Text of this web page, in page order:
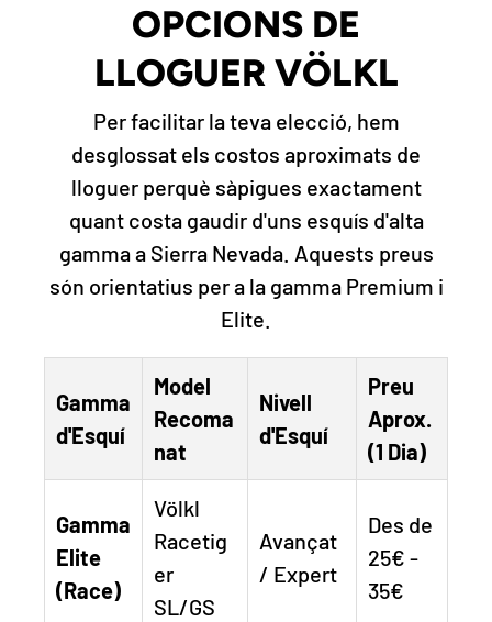
OPCIONS DE
LLOGUER VÖLKL
Per facilitar la teva elecció, hem
desglossat els costos aproximats de
lloguer perquè sàpigues exactament
quant costa gaudir d'uns esquís d'alta
gamma a Sierra Nevada. Aquests preus
són orientatius per a la gamma Premium i
Elite.
Gamma
d'Esquí
Model
Recoma
nat
Nivell
d'Esquí
Preu
Aprox.
(1 Dia)
Gamma
Elite
(Race)
Völkl
Racetig
er
SL/GS
Avançat
/ Expert
Des de
25€ -
35€